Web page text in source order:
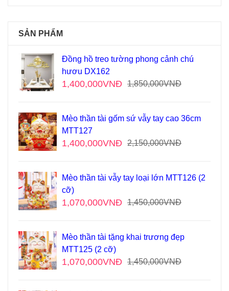
SẢN PHẨM
Đồng hồ treo tường phong cảnh chú
hươu DX162
1,850,000VNĐ
1,400,000VNĐ
Mèo thần tài gốm sứ vẫy tay cao 36cm
MTT127
2,150,000VNĐ
1,400,000VNĐ
Mèo thần tài vẫy tay loại lớn MTT126 (2
cỡ)
1,450,000VNĐ
1,070,000VNĐ
Mèo thần tài tặng khai trương đẹp
MTT125 (2 cỡ)
1,450,000VNĐ
1,070,000VNĐ